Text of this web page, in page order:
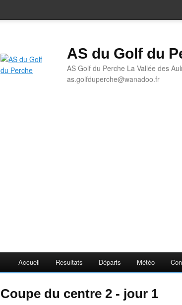
AS du Golf du
AS Golf du Perche La Vallée des
as.golfduperche@wanadoo.fr
Accueil Resultats Départs Météo
Coupe du centre 2 - jour 1